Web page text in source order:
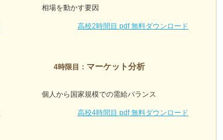
相場を動かす要因
高校2時間目 pdf 無料ダウンロード
4時限目： マーケット分析
個人から国家規模での需給バランス
高校4時間目 pdf 無料ダウンロード